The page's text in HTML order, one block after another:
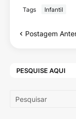
Tags Infantil
Postagem
PESQUISE AQUI